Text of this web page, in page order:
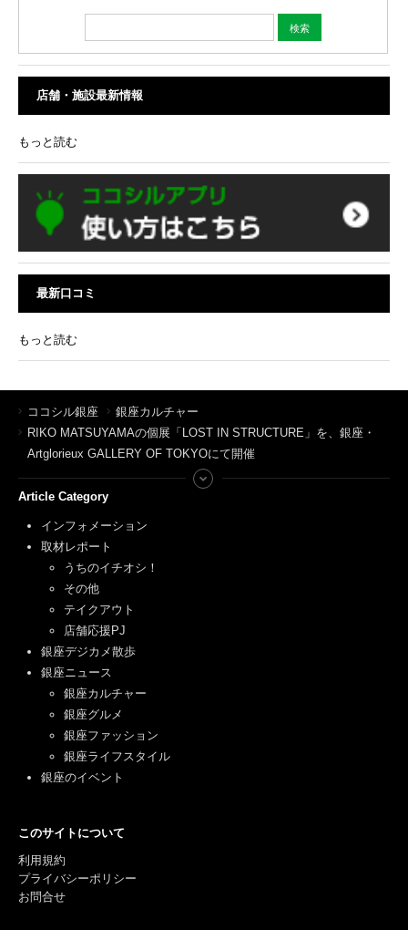
店舗・施設最新情報
もっと読む
最新口コミ
もっと読む
ココシル銀座
銀座カルチャー
RIKO MATSUYAMAの個展「LOST IN STRUCTURE」を、銀座・
Artglorieux GALLERY OF TOKYOにて開催
Article Category
インフォメーション
取材レポート
うちのイチオシ！
その他
テイクアウト
店舗応援PJ
銀座デジカメ散歩
銀座ニュース
銀座カルチャー
銀座グルメ
銀座ファッション
銀座ライフスタイル
銀座のイベント
このサイトについて
利用規約
プライバシーポリシー
お問合せ